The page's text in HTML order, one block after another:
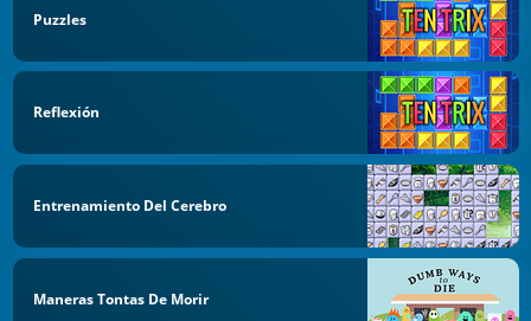
Puzzles
Reflexión
Entrenamiento Del Cerebro
Maneras Tontas De Morir